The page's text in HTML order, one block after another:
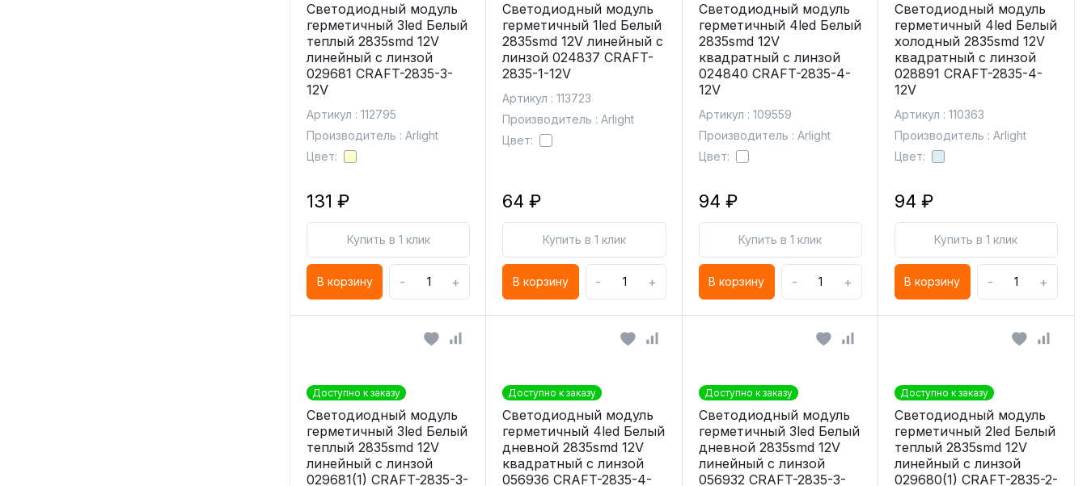
Светодиодный модуль
герметичный 3led Белый
теплый 2835smd 12V
линейный с линзой
029681 CRAFT-2835-3-
12V
Артикул : 112795
Производитель : Arlight
Цвет:
131 ₽
Купить в 1 клик
В корзину - +
Светодиодный модуль
герметичный 1led Белый
2835smd 12V линейный с
линзой 024837 CRAFT-
2835-1-12V
Артикул : 113723
Производитель : Arlight
Цвет:
64 ₽
Купить в 1 клик
В корзину - +
Светодиодный модуль
герметичный 4led Белый
2835smd 12V
квадратный с линзой
024840 CRAFT-2835-4-
12V
Артикул : 109559
Производитель : Arlight
Цвет:
94 ₽
Купить в 1 клик
В корзину - +
Светодиодный модуль
герметичный 4led Белый
холодный 2835smd 12V
квадратный с линзой
028891 CRAFT-2835-4-
12V
Артикул : 110363
Производитель : Arlight
Цвет:
94 ₽
Купить в 1 клик
В корзину - +
Доступно к заказу
Светодиодный модуль
герметичный 3led Белый
теплый 2835smd 12V
линейный с линзой
029681(1) CRAFT-2835-3-
Доступно к заказу
Светодиодный модуль
герметичный 4led Белый
дневной 2835smd 12V
квадратный с линзой
056936 CRAFT-2835-4-
Доступно к заказу
Светодиодный модуль
герметичный 3led Белый
дневной 2835smd 12V
линейный с линзой
056932 CRAFT-2835-3-
Доступно к заказу
Светодиодный модуль
герметичный 2led Белый
теплый 2835smd 12V
линейный с линзой
029680(1) CRAFT-2835-2-